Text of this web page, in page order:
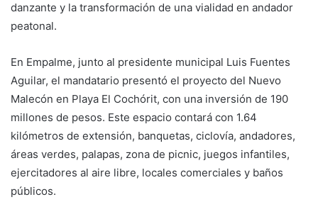
danzante y la transformación de una vialidad en andador
peatonal.
En Empalme, junto al presidente municipal Luis Fuentes
Aguilar, el mandatario presentó el proyecto del Nuevo
Malecón en Playa El Cochórit, con una inversión de 190
millones de pesos. Este espacio contará con 1.64
kilómetros de extensión, banquetas, ciclovía, andadores,
áreas verdes, palapas, zona de picnic, juegos infantiles,
ejercitadores al aire libre, locales comerciales y baños
públicos.